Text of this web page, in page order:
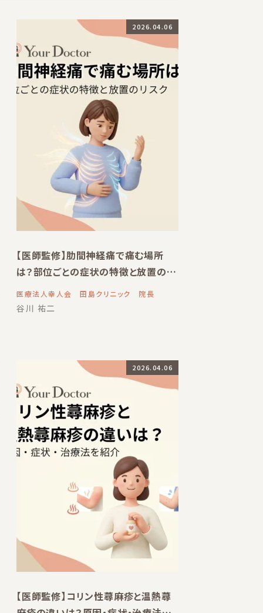
2026.04.06
【医師監修】肋間神経痛で痛む場所
は？部位ごとの症状の特徴と放置のリ
スク
医療法人幸人会 田島クリニック 院長
谷川 祐二
2026.04.06
【医師監修】コリン性蕁麻疹と温熱蕁